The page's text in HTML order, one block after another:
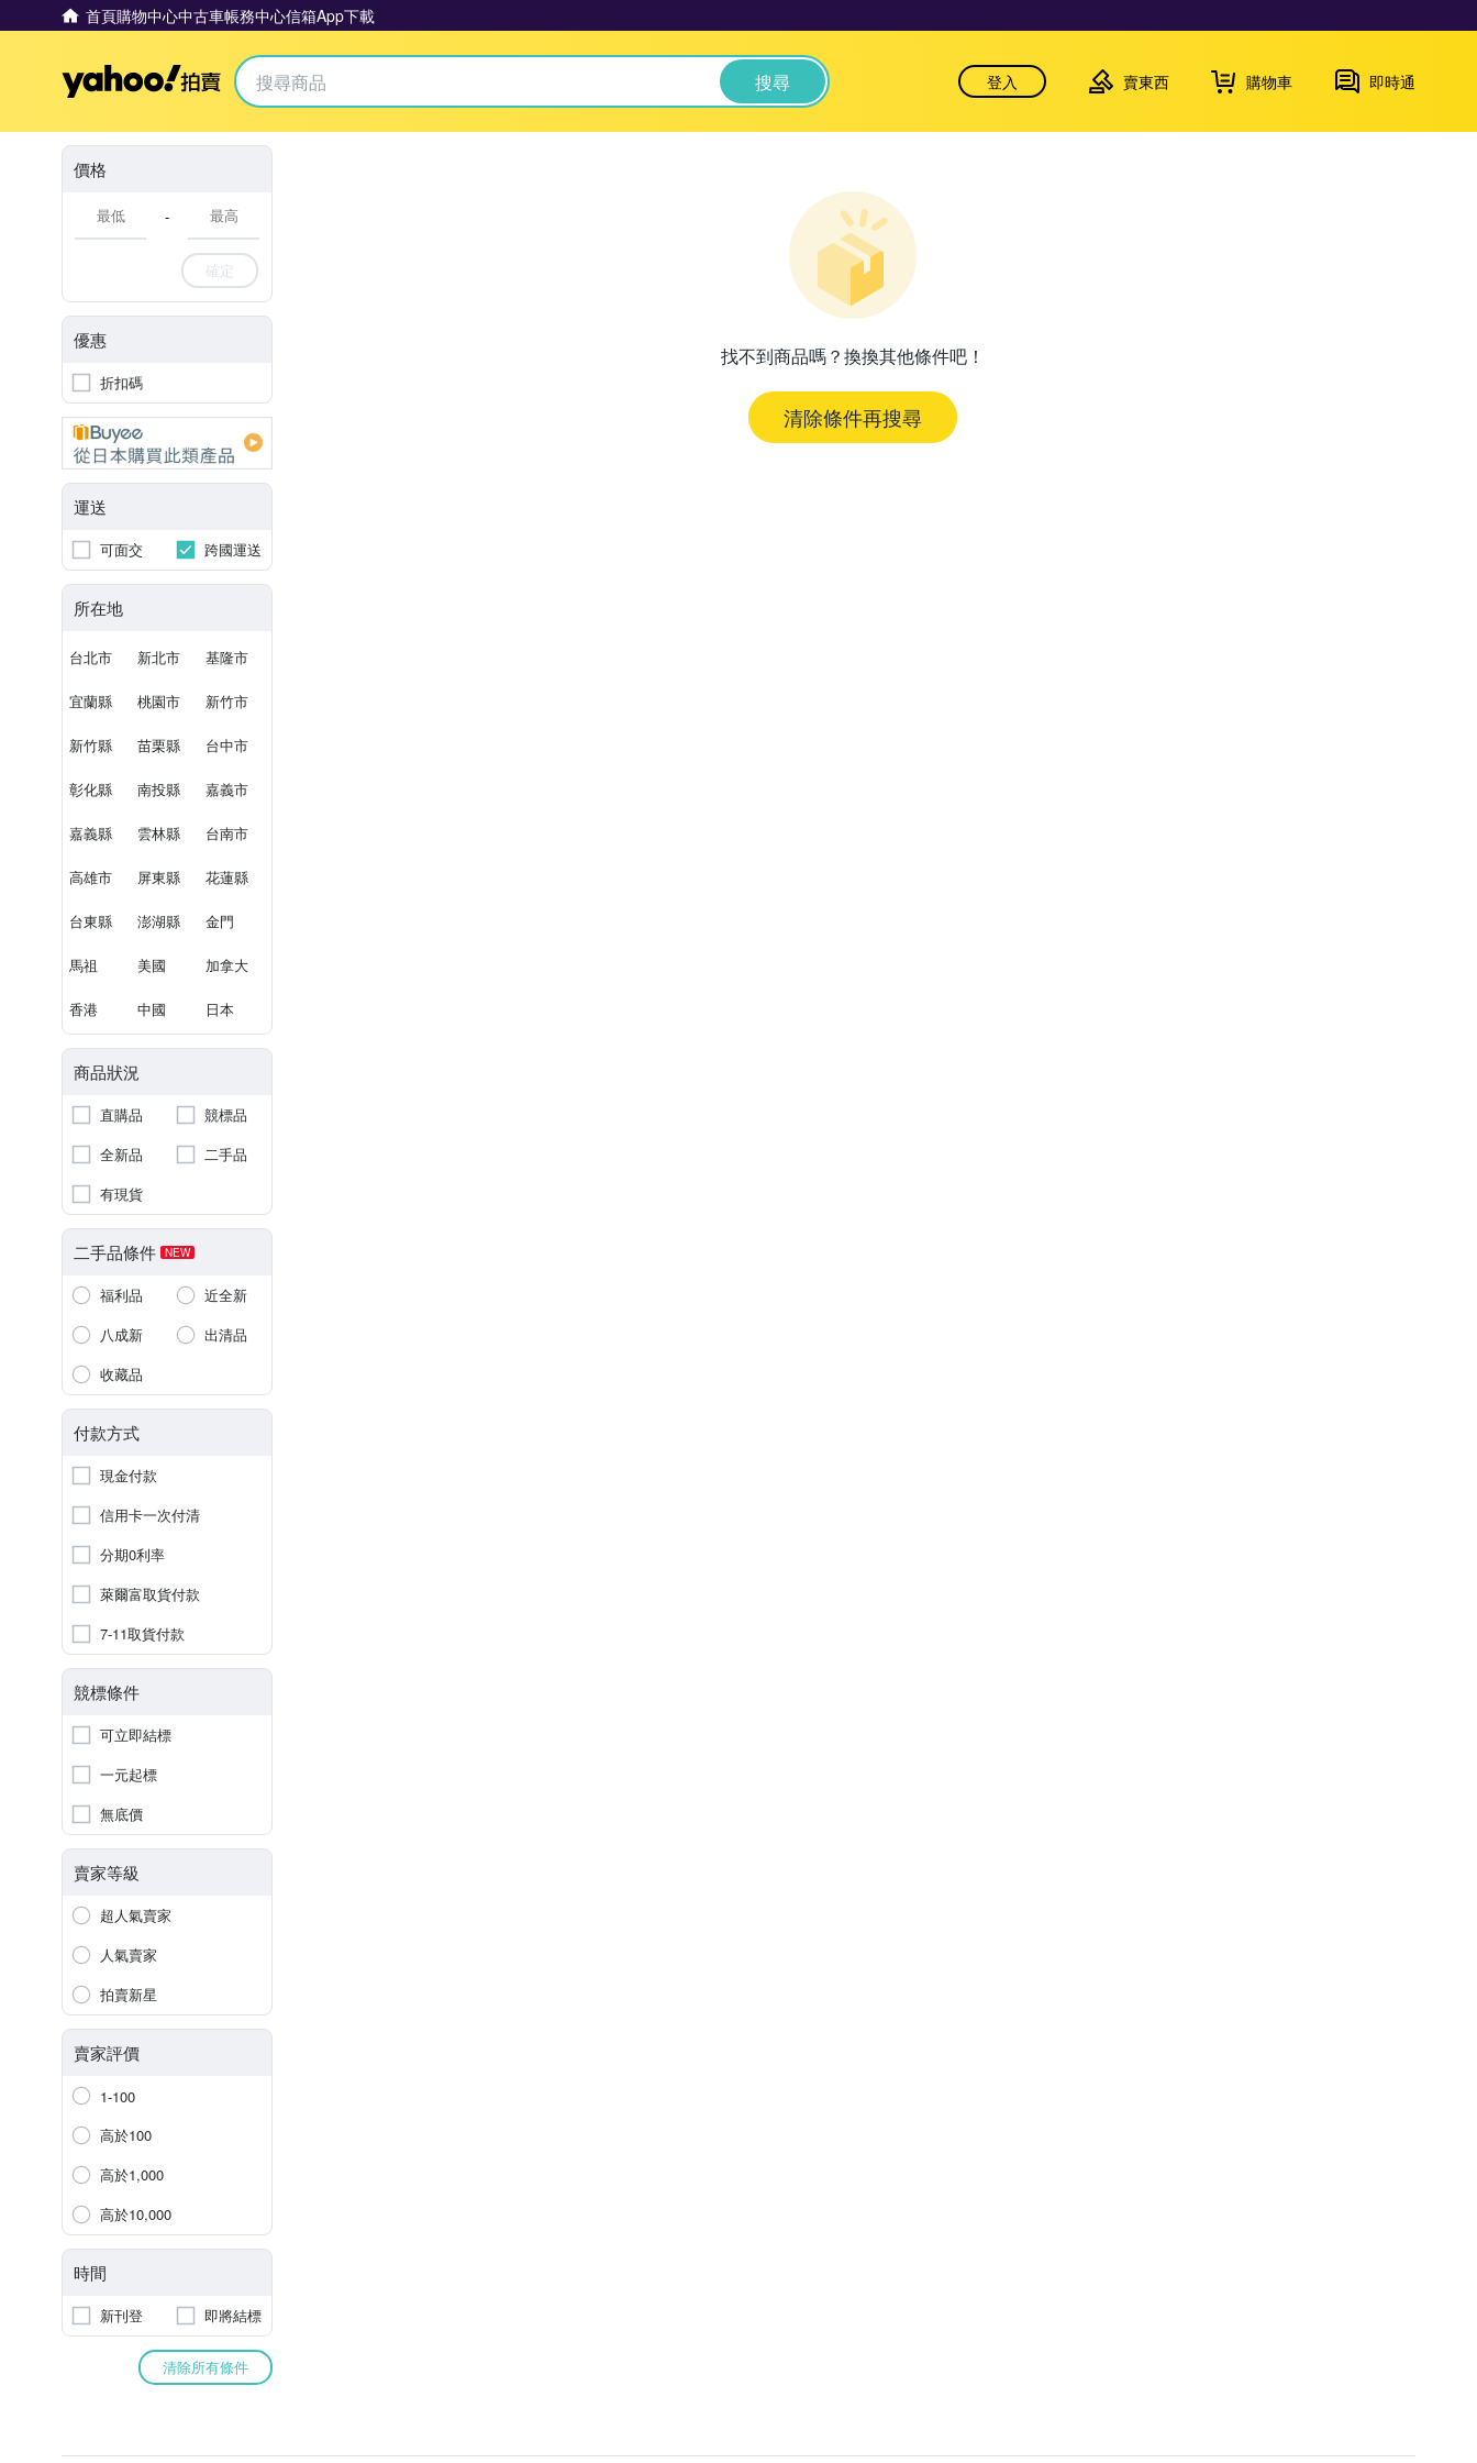
首頁購物中心中古車帳務中心信箱App下載
Yahoo拍賣 搜尋 登入 賣東西 購物車 即時通
價格
-
確定
優惠
折扣碼
運送
可面交 跨國運送
所在地
台北市 新北市 基隆市
宜蘭縣 桃園市 新竹市
新竹縣 苗栗縣 台中市
彰化縣 南投縣 嘉義市
嘉義縣 雲林縣 台南市
高雄市 屏東縣 花蓮縣
台東縣 澎湖縣 金門
馬祖 美國 加拿大
香港 中國 日本
商品狀況
直購品
競標品
全新品
二手品
有現貨
二手品條件 NEW
福利品
近全新
八成新
出清品
收藏品
付款方式
現金付款
信用卡一次付清
分期0利率
萊爾富取貨付款
7-11取貨付款
競標條件
可立即結標
一元起標
無底價
賣家等級
超人氣賣家
人氣賣家
拍賣新星
賣家評價
1-100
高於100
高於1,000
高於10,000
時間
新刊登 即將結標
清除所有條件
找不到商品嗎？換換其他條件吧！
清除條件再搜尋